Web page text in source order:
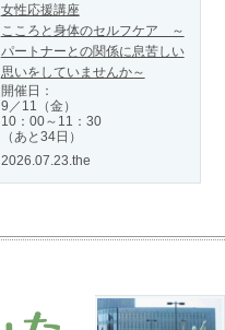
女性応援講座
こころと身体のセルフケア ～
パートナーとの関係に息苦しい
思いをしていませんか～
開催日：
9／11（金）
10：00～11：30
（あと34日）
2026.07.23.the